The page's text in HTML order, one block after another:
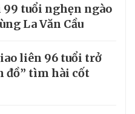
99 tuổi nghẹn ngào
La Văn Cầu
liên 96 tuổi trở
đồ” tìm hài cốt